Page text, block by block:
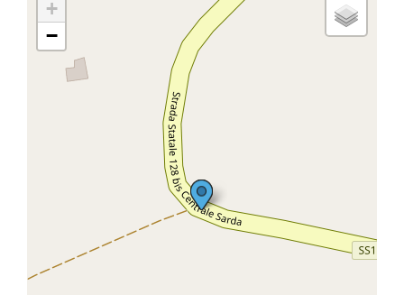
+
−